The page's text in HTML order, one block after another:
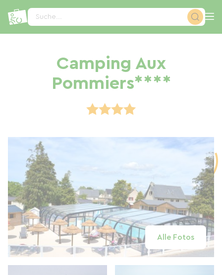
Suche...
Camping Aux
Pommiers****
Alle Fotos
Cookie-Einstellungen